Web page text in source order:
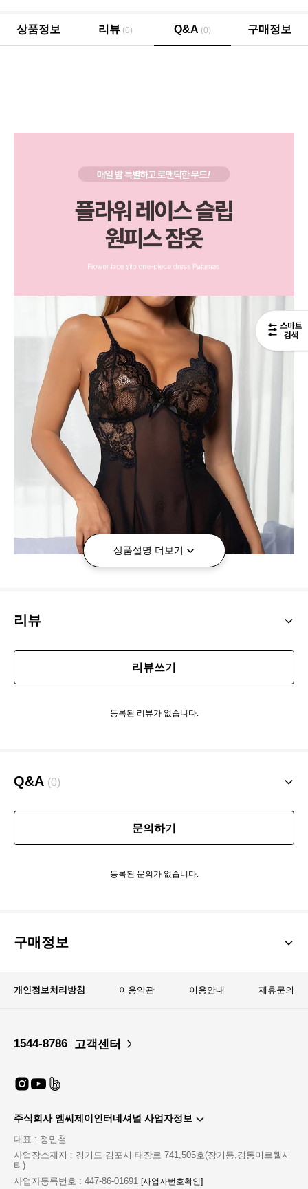
상품정보 리뷰 (0) Q&A (0) 구매정보
상품설명 더보기
리뷰
리뷰쓰기
등록된 리뷰가 없습니다.
Q&A (0)
문의하기
등록된 문의가 없습니다.
구매정보
개인정보처리방침 이용약관 이용안내 제휴문의
1544-8786 고객센터
주식회사 엠씨제이인터네셔널 사업자정보
대표 : 정민철
사업장소재지 : 경기도 김포시 태장로 741,505호(장기동,경동미르웰시
티)
사업자등록번호 : 447-86-01691 [사업자번호확인]